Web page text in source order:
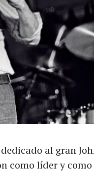
al gran
como líder y